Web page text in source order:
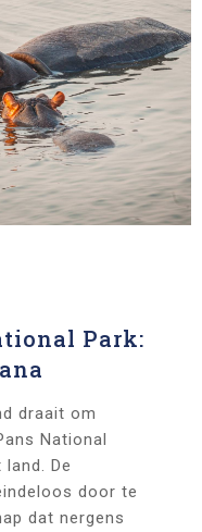
Park:
draait om
National
De
door te
dat nergens